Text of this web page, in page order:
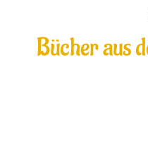
Bücher aus